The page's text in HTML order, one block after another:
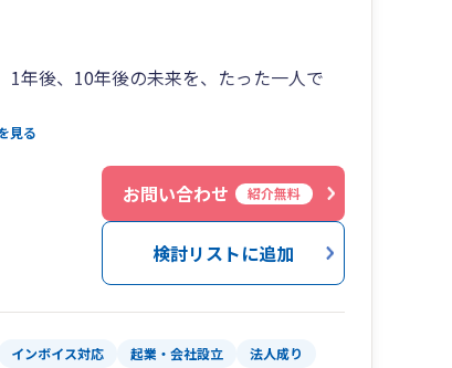
年後、10年後の未来を、たった一人で
社を救えない。
とSuMIzeiの戦略を融合させ、 リスクを
見る
お問い合わせ 紹介無料
検討リストに追加
インボイス対応 起業・会社設立
法人成り